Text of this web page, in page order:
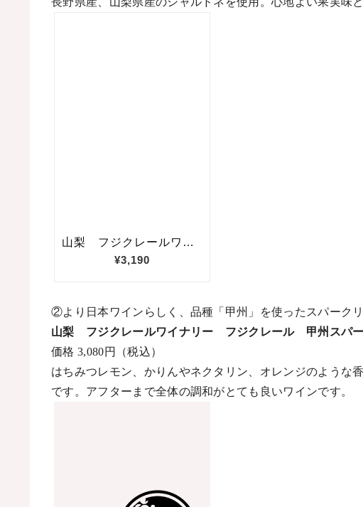
②より日本ワインらしく、品種「甲州」を使ったスパークリ
山梨 フジクレールワイナリー フジクレール 甲州スパ
価格 3,080円（税込）
はちみつレモン、かりんやネクタリン、オレンジのような
です。アフターまで全体の調和がとても良いワインです。